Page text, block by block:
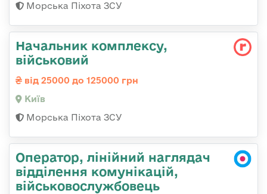
Морська Піхота ЗСУ
Начальник комплексу,
військовий
від 25000 до 125000 грн
Київ
Морська Піхота ЗСУ
Оператор, лінійний наглядач
відділення комунікацій,
військовослужбовець